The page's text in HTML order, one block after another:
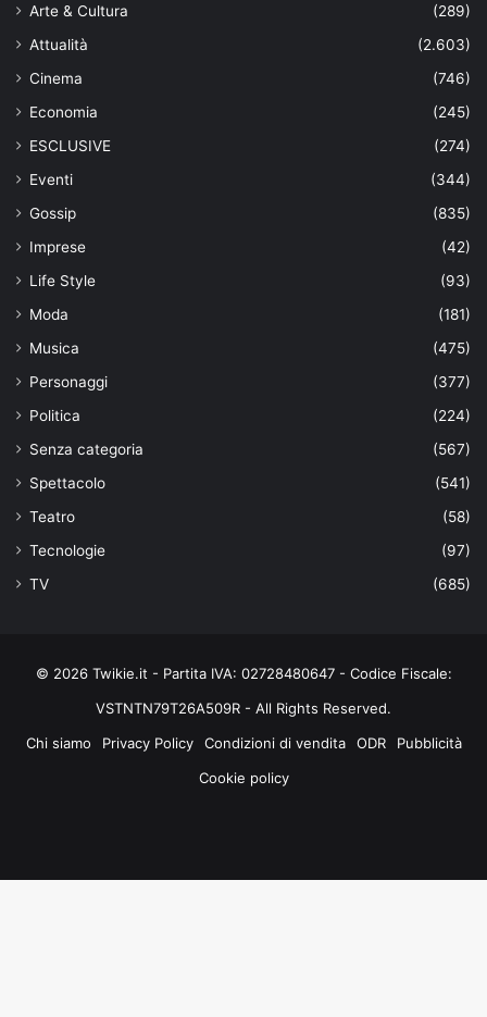
Arte & Cultura
(289)
Attualità
(2.603)
Cinema
(746)
Economia
(245)
ESCLUSIVE
(274)
Eventi
(344)
Gossip
(835)
Imprese
(42)
Life Style
(93)
Moda
(181)
Musica
(475)
Personaggi
(377)
Politica
(224)
Senza categoria
(567)
Spettacolo
(541)
Teatro
(58)
Tecnologie
(97)
TV
(685)
© 2026 Twikie.it - Partita IVA: 02728480647 - Codice Fiscale:
VSTNTN79T26A509R - All Rights Reserved.
Chi siamo
Privacy Policy Condizioni di vendita ODR
Pubblicità
Cookie policy
Tube